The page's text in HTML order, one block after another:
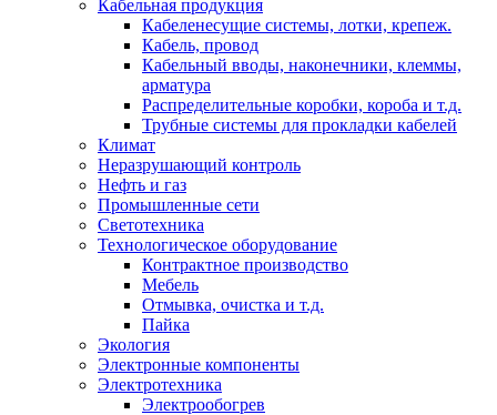
Кабельная продукция
Кабеленесущие системы, лотки, крепеж.
Кабель, провод
Кабельный вводы, наконечники, клеммы,
арматура
Распределительные коробки, короба и т.д.
Трубные системы для прокладки кабелей
Климат
Неразрушающий контроль
Нефть и газ
Промышленные сети
Светотехника
Технологическое оборудование
Контрактное производство
Мебель
Отмывка, очистка и т.д.
Пайка
Экология
Электронные компоненты
Электротехника
Электрообогрев